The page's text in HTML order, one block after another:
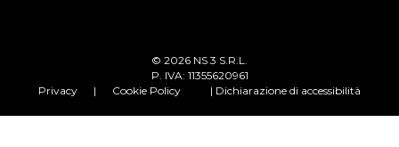
© 2026 NS 3 S.R.L.
P. IVA: 11355620961
Privacy
| Cookie Policy | Dichiarazione di accessibilità